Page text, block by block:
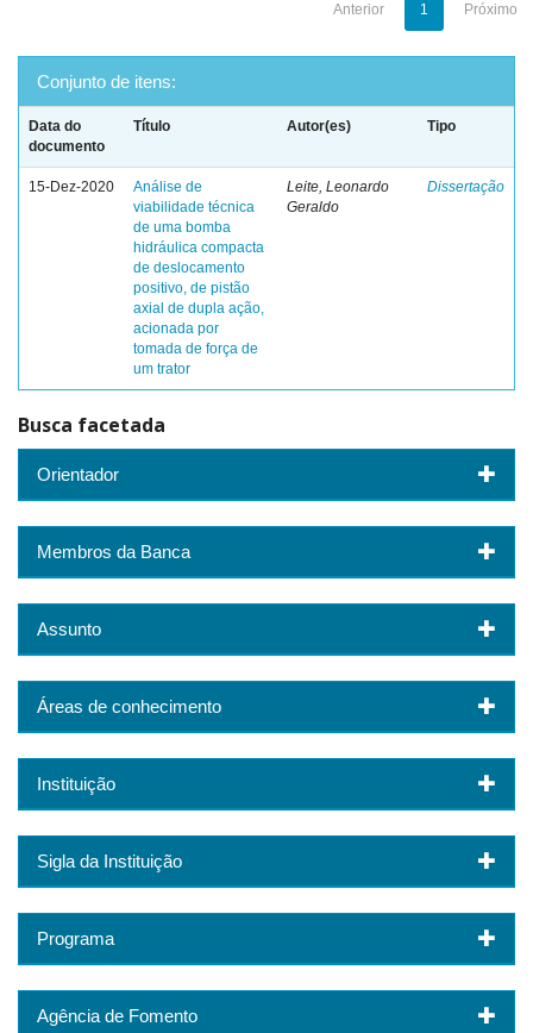
Anterior 1 Próximo
Conjunto de itens:
Data do
documento
Título Autor(es) Tipo
15-Dez-2020
Análise de
viabilidade técnica
de uma bomba
hidráulica compacta
de deslocamento
positivo, de pistão
axial de dupla ação,
acionada por
tomada de força de
um trator
Leite, Leonardo
Geraldo
Dissertação
Busca facetada
Orientador
Membros da Banca
Assunto
Áreas de conhecimento
Instituição
Sigla da Instituição
Programa
Agência de Fomento